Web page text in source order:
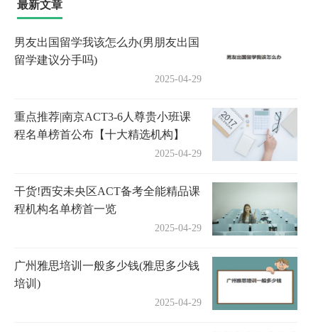
最新文章
男友出国留学我该怎么办(男朋友出国
留学建议分手吗)
2025-04-29
重点推荐|南京ACT3-6人尊贵小班课
程名单榜首公布【十大精选机构】
2025-04-29
干货!西安未央区ACT备考全能精品课
程机构名单榜首一览
2025-04-29
广州雅思培训一般多少钱(雅思多少钱
培训)
2025-04-29